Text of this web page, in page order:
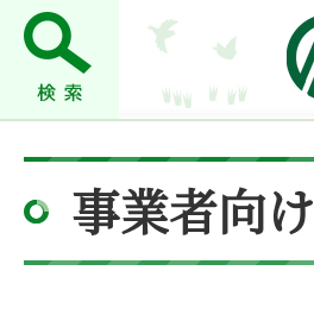
事業者向け